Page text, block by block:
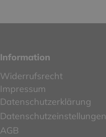
Information
Widerrufsrecht
Impressum
Datenschutzerklärung
Datenschutzeinstellungen
AGB